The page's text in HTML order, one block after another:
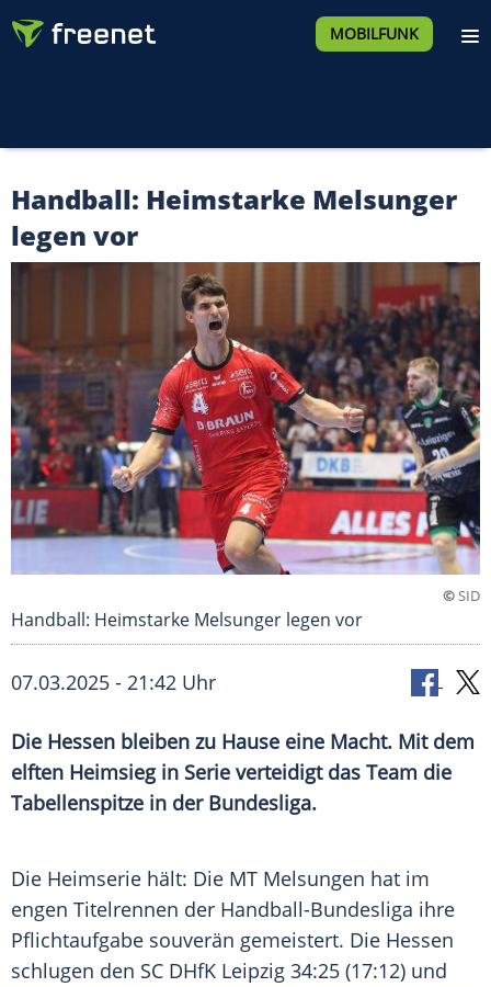
MOBILFUNK
Handball: Heimstarke Melsunger
legen vor
©SID
Handball: Heimstarke Melsunger legen vor
07.03.2025 - 21:42 Uhr
Die Hessen bleiben zu Hause eine Macht. Mit dem
elften Heimsieg in Serie verteidigt das Team die
Tabellenspitze in der Bundesliga.
Die Heimserie hält: Die MT Melsungen hat im
engen Titelrennen der Handball-Bundesliga ihre
Pflichtaufgabe souverän gemeistert. Die Hessen
schlugen den SC DHfK Leipzig 34:25 (17:12) und